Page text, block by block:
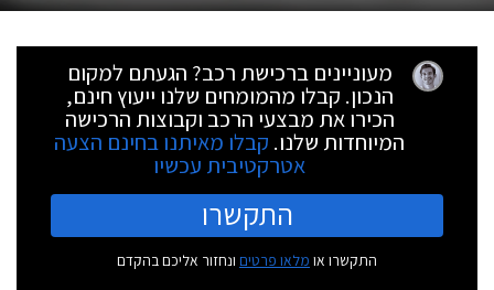
מעוניינים ברכישת רכב? הגעתם למקום
הנכון. קבלו מהמומחים שלנו ייעוץ חינם,
הכירו את מבצעי הרכב וקבוצות הרכישה
המיוחדות שלנו. קבלו מאיתנו בחינם הצעה
אטרקטיבית עכשיו
התקשרו
התקשרו או מלאו פרטים ונחזור אליכם בהקדם